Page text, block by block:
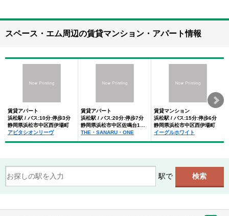
スペース・エム周辺の賃貸マンション・アパート情報
賃貸アパート
浜松駅 / バス:10分:停歩3分
静岡県浜松市中区西伊場町
アビタシオンリーヴ
賃貸アパート
浜松駅 / バス:20分:停歩7分
静岡県浜松市中区佐鳴台1丁目
THE・SANARU・ONE
賃貸マンション
浜松駅 / バス:15分:停歩6分
静岡県浜松市中区西伊場町
イーグルホワイト
駅で